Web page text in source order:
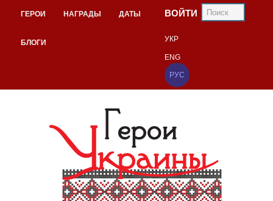
ГЕРОИ НАГРАДЫ ДАТЫ
БЛОГИ
ВОЙТИ
УКР
ENG
РУС